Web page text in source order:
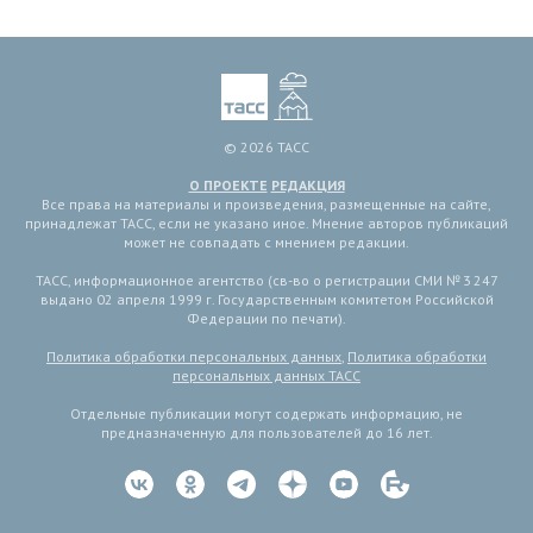
© 2026 ТАСС
О ПРОЕКТЕ РЕДАКЦИЯ
Все права на материалы и произведения, размещенные на сайте,
принадлежат ТАСС, если не указано иное. Мнение авторов публикаций
может не совпадать с мнением редакции.
ТАСС, информационное агентство (св-во о регистрации СМИ № 3 247
выдано 02 апреля 1999 г. Государственным комитетом Российской
Федерации по печати).
Политика обработки персональных данных, Политика обработки
персональных данных ТАСС
Отдельные публикации могут содержать информацию, не
предназначенную для пользователей до 16 лет.